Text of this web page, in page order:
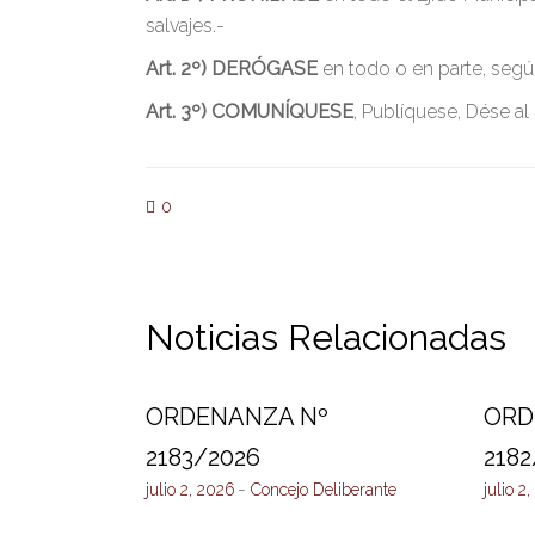
salvajes.-
Art. 2º) DERÓGASE en todo o en parte,
Art. 3º) COMUNÍQUESE, Publíquese, Dése
0
Noticias Relacionadas
ORDENANZA Nº
2183/2026
julio 2, 2026 Concejo Deliberante julio